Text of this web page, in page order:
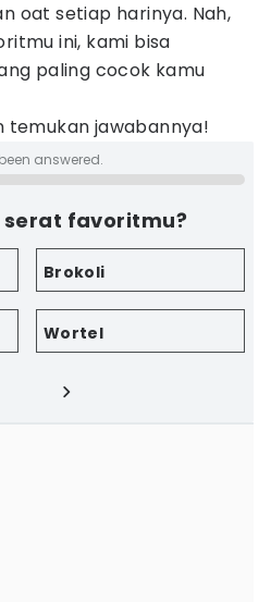
oat setiap harinya. Nah,
ini, kami bisa
paling cocok kamu
temukan jawabannya!
answered.
serat favoritmu?
Brokoli
Wortel